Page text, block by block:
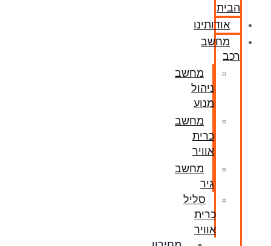
הבית
אודותינו
מחשב
רכב
מחשב
ניהול
מנוע
מחשב
כרית
אוויר
מחשב
גיר
סליל
כרית
אוויר